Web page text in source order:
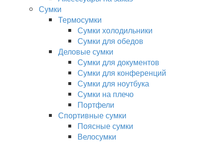
Сумки
Термосумки
Сумки холодильники
Сумки для обедов
Деловые сумки
Сумки для документов
Сумки для конференций
Сумки для ноутбука
Сумки на плечо
Портфели
Спортивные сумки
Поясные сумки
Велосумки